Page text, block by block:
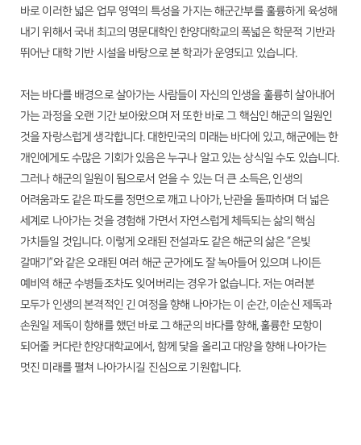
바로 이러한 넓은 업무 영역의 특성을 가지는 해군간부를 훌륭하게 육성해
내기 위해서 국내 최고의 명문대학인 한양대학교의 폭넓은 학문적 기반과
뛰어난 대학 기반 시설을 바탕으로 본 학과가 운영되고 있습니다.
저는 바다를 배경으로 살아가는 사람들이 자신의 인생을 훌륭히 살아내어
가는 과정을 오랜 기간 보아왔으며 저 또한 바로 그 핵심인 해군의 일원인
것을 자랑스럽게 생각합니다. 대한민국의 미래는 바다에 있고, 해군에는 한
개인에게도 수많은 기회가 있음은 누구나 알고 있는 상식일 수도 있습니다.
그러나 해군의 일원이 됨으로서 얻을 수 있는 더 큰 소득은, 인생의
어려움과도 같은 파도를 정면으로 깨고 나아가, 난관을 돌파하며 더 넓은
세계로 나아가는 것을 경험해 가면서 자연스럽게 체득되는 삶의 핵심
가치들일 것입니다. 이렇게 오래된 전설과도 같은 해군의 삶은 “은빛
갈매기”와 같은 오래된 여러 해군 군가에도 잘 녹아들어 있으며 나이든
예비역 해군 수병들조차도 잊어버리는 경우가 없습니다. 저는 여러분
모두가 인생의 본격적인 긴 여정을 향해 나아가는 이 순간, 이순신 제독과
손원일 제독이 항해를 했던 바로 그 해군의 바다를 향해, 훌륭한 모항이
되어줄 커다란 한양대학교에서, 함께 닻을 올리고 대양을 향해 나아가는
멋진 미래를 펼쳐 나아가시길 진심으로 기원합니다.